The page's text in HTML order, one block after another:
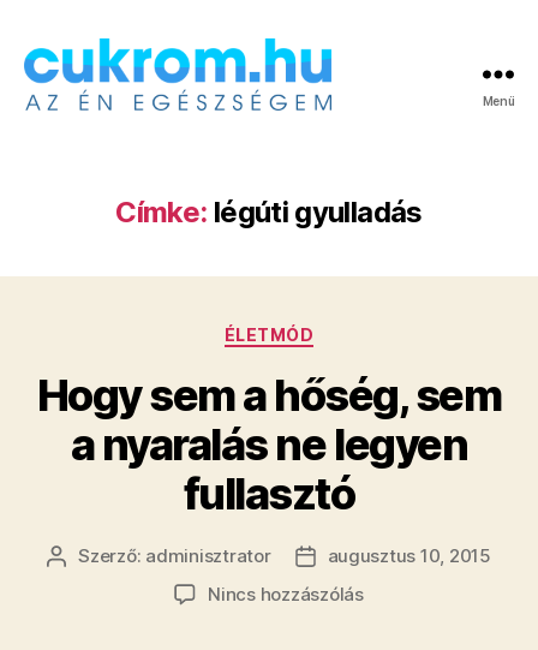
Menü
Címke: légúti gyulladás
Kategóriák
ÉLETMÓD
Hogy sem a hőség, sem
a nyaralás ne legyen
fullasztó
Bejegyzés
Szerző: adminisztrator
Bejegyzés
dátuma
augusztus 10, 2015
Nincs hozzászólása(z)